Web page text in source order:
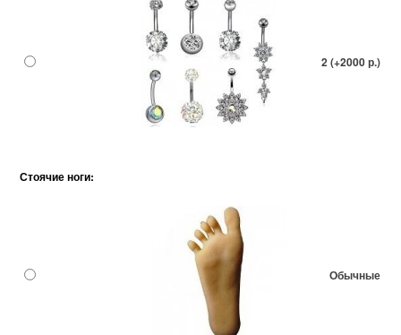
2 (+2000 р.)
Стоячие ноги:
Обычные